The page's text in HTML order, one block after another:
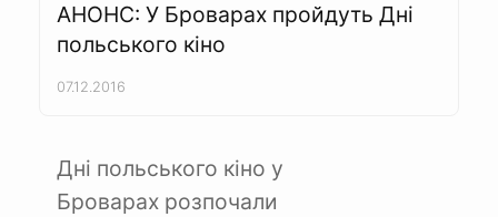
АНОНС: У Броварах пройдуть Дні
польського кіно
07.12.2016
Дні польського кіно у
Броварах розпочали